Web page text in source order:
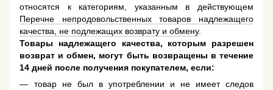
относятся к категориям, указанным в действующем
Перечне непродовольственных товаров надлежащего
качества, не подлежащих возврату и обмену.
Товары надлежащего качества, которым разрешен
возврат и обмен, могут быть возвращены в течение
14 дней после получения покупателем, если:
товар не был в употреблении и не имеет следов